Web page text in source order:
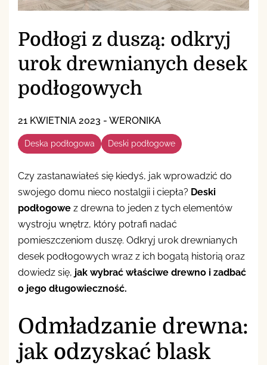
Podłogi z duszą: odkryj
urok drewnianych desek
podłogowych
21 KWIETNIA 2023 - WERONIKA
Deska podłogowa Deski podłogowe
Czy zastanawiałeś się kiedyś, jak wprowadzić do
swojego domu nieco nostalgii i ciepła? Deski
podłogowe z drewna to jeden z tych elementów
wystroju wnętrz, który potrafi nadać
pomieszczeniom duszę. Odkryj urok drewnianych
desek podłogowych wraz z ich bogatą historią oraz
dowiedz się, jak wybrać właściwe drewno i zadbać
o jego długowieczność.
Odmładzanie drewna:
jak odzyskać blask